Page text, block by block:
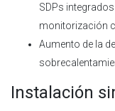
SDPs
monitorización
Aumento de la
Instalación